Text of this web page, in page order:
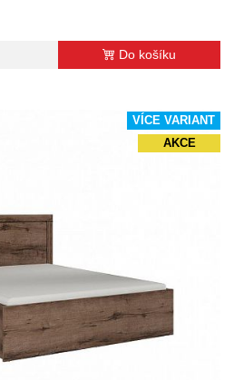
Do košíku
VÍCE VARIANT
AKCE